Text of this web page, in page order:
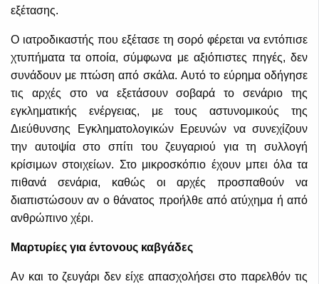
εξέτασης.
Ο ιατροδικαστής που εξέτασε τη σορό φέρεται να εντόπισε
χτυπήματα τα οποία, σύμφωνα με αξιόπιστες πηγές, δεν
συνάδουν με πτώση από σκάλα. Αυτό το εύρημα οδήγησε
τις αρχές στο να εξετάσουν σοβαρά το σενάριο της
εγκληματικής ενέργειας, με τους αστυνομικούς της
Διεύθυνσης Εγκληματολογικών Ερευνών να συνεχίζουν
την αυτοψία στο σπίτι του ζευγαριού για τη συλλογή
κρίσιμων στοιχείων. Στο μικροσκόπιο έχουν μπει όλα τα
πιθανά σενάρια, καθώς οι αρχές προσπαθούν να
διαπιστώσουν αν ο θάνατος προήλθε από ατύχημα ή από
ανθρώπινο χέρι.
Μαρτυρίες για έντονους καβγάδες
Αν και το ζευγάρι δεν είχε απασχολήσει στο παρελθόν τις